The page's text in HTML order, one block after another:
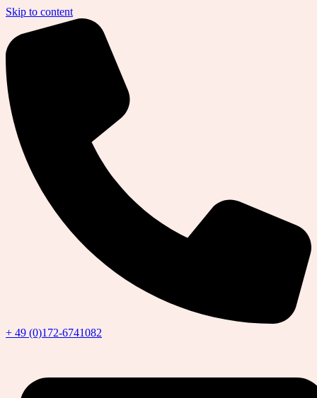
Skip to content
+ 49 (0)172-6741082